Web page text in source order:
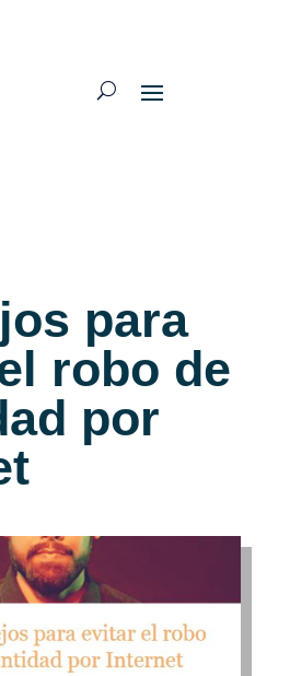
para
robo de
por